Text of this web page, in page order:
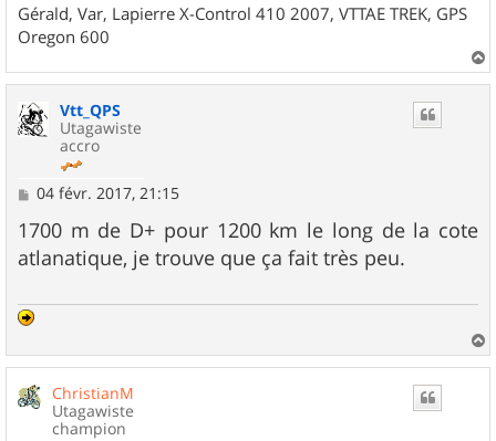
Gérald, Var, Lapierre X-Control 410 2007, VTTAE TREK, GPS
Oregon 600
a
Vtt_QPS
Utagawiste
accro
M
s
s
a
04 févr. 2017, 21:15
1700 m de D+ pour 1200 km le long de la cote
atlanatique, je trouve que ça fait très peu.
a
ChristianM
Utagawiste
champion